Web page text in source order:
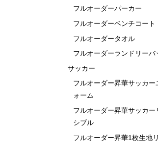
フルオーダーパーカー
フルオーダーベンチコート
フルオーダータオル
フルオーダーランドリーバ
サッカー
フルオーダー昇華サッカー
ォーム
フルオーダー昇華サッカー
シブル
フルオーダー昇華1枚生地